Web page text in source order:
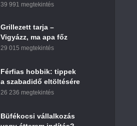
39 991 megtekintés
Grillezett tarja –
Vigyázz, ma apa főz
29 015 megtekintés
Férfias hobbik: tippek
a szabadidő eltöltésére
26 236 megtekintés
Büfékocsi vállalkozás